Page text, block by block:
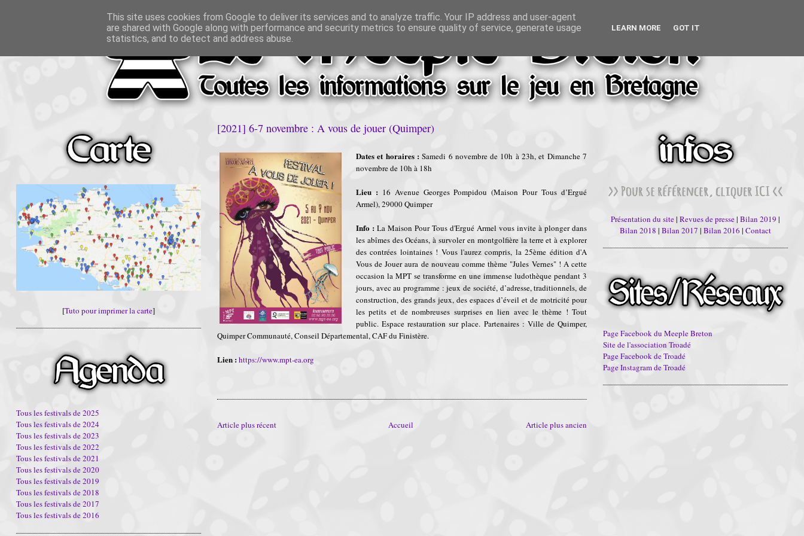
[Tuto pour imprimer la carte]
Tous les festivals de 2025
Tous les festivals de 2024
Tous les festivals de 2023
Tous les festivals de 2022
Tous les festivals de 2021
Tous les festivals de 2020
Tous les festivals de 2019
Tous les festivals de 2018
Tous les festivals de 2017
Tous les festivals de 2016
[2021] 6-7 novembre : A vous de jouer (Quimper)
Dates et horaires : Samedi 6 novembre de 10h à 23h, et Dimanche 7
novembre de 10h à 18h
Lieu : 16 Avenue Georges Pompidou (Maison Pour Tous d’Ergué
Armel), 29000 Quimper
Info : La Maison Pour Tous d'Ergué Armel vous invite à plonger dans
les abîmes des Océans, à survoler en montgolfière la terre et à explorer
des contrées lointaines ! Vous l'aurez compris, la 25ème édition d'A
Vous de Jouer aura de nouveau comme thème "Jules Vernes" ! A cette
occasion la MPT se transforme en une immense ludothèque pendant 3
jours, avec au programme : jeux de société, d’adresse, traditionnels, de
construction, des grands jeux, des espaces d’éveil et de motricité pour
les petits et de nombreuses surprises en lien avec le thème ! Tout
public. Espace restauration sur place. Partenaires : Ville de Quimper,
Quimper Communauté, Conseil Départemental, CAF du Finistère.
Lien :https://www.mpt-ea.org
Article plus récent Article plus ancien
Accueil
Présentation du site|Revues de presse|Bilan 2019 |
Bilan 2018 |Bilan 2017 |Bilan 2016 |Contact
Page Facebook du Meeple Breton
Site de l'association Troadé
Page Facebook de Troadé
Page Instagram de Troadé
This site uses cookies from Google to deliver its services and to analyze traffic. Your IP address and user-agent
are shared with Google along with performance and security metrics to ensure quality of service, generate usage
statistics, and to detect and address abuse.
LEARN MORE GOT IT